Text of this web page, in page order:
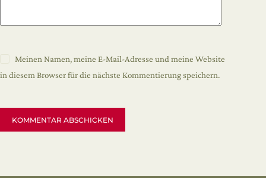
Meinen Namen, meine E-Mail-Adresse und meine Website
in diesem Browser für die nächste Kommentierung speichern.
KOMMENTAR ABSCHICKEN